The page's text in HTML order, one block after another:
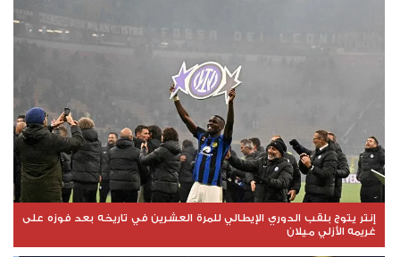
إنتر يتوج بلقب الدوري الإيطالي للمرة العشرين في تاريخه بعد فوزه على
غريمه الأزلي ميلان